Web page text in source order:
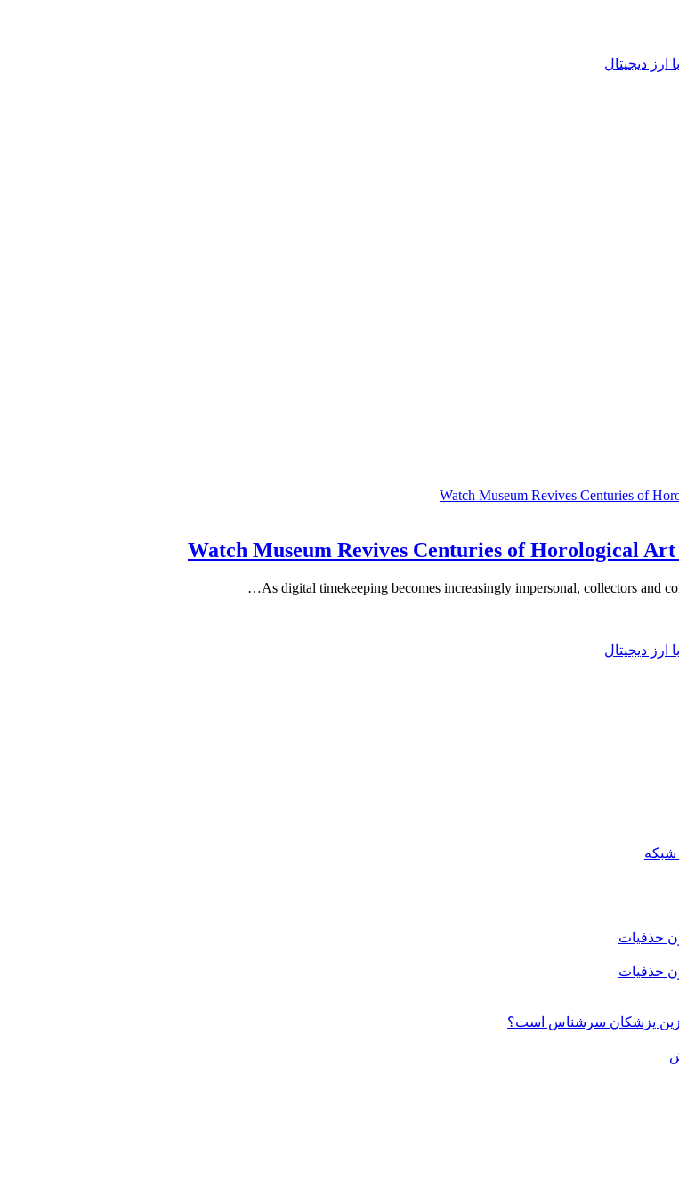
Watch Museum Revives Centuries of Horological
As digital timekeeping becomes increasingly impersonal, collectors and
پزشکان سرشناس است؟